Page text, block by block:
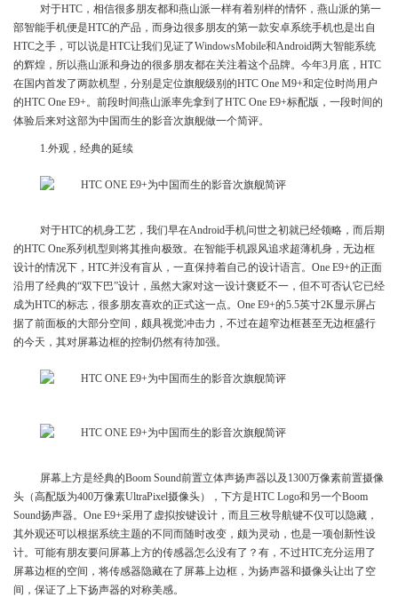
对于HTC，相信很多朋友都和燕山派一样有着别样的情怀，燕山派的第一
部智能手机便是HTC的产品，而身边很多朋友的第一款安卓系统手机也是出自
HTC之手，可以说是HTC让我们见证了WindowsMobile和Android两大智能系统
的辉煌，所以燕山派和身边的很多朋友都在关注着这个品牌。今年3月底，HTC
在国内首发了两款机型，分别是定位旗舰级别的HTC One M9+和定位时尚用户
的HTC One E9+。前段时间燕山派率先拿到了HTC One E9+标配版，一段时间的
体验后来对这部为中国而生的影音次旗舰做一个简评。
1.外观，经典的延续
对于HTC的机身工艺，我们早在Android手机问世之初就已经领略，而后期
的HTC One系列机型则将其推向极致。在智能手机跟风追求超薄机身，无边框
设计的情况下，HTC并没有盲从，一直保持着自己的设计语言。One E9+的正面
沿用了经典的“双下巴”设计，虽然大家对这一设计褒贬不一，但不可否认它已经
成为HTC的标志，很多朋友喜欢的正式这一点。One E9+的5.5英寸2K显示屏占
据了前面板的大部分空间，颇具视觉冲击力，不过在超窄边框甚至无边框盛行
的今天，其对屏幕边框的控制仍然有待加强。
屏幕上方是经典的Boom Sound前置立体声扬声器以及1300万像素前置摄像
头（高配版为400万像素UltraPixel摄像头），下方是HTC Logo和另一个Boom
Sound扬声器。One E9+采用了虚拟按键设计，而且三枚导航键不仅可以隐藏，
其外观还可以根据系统主题的不同而随时改变，颇为灵动，也是一项创新性设
计。可能有朋友要问屏幕上方的传感器怎么没有了？有，不过HTC充分运用了
屏幕边框的空间，将传感器隐藏在了屏幕上边框，为扬声器和摄像头让出了空
间，保证了上下扬声器的对称美感。